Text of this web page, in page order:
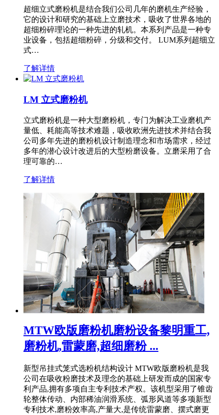
超细立式磨粉机是结合我们公司几年的磨机生产经验，
它的设计和研究的基础上立磨技术，吸收了世界各地的
超细粉碎理论的一种先进的轧机。本系列产品是一种专
业设备，包括超细粉碎，分级和交付。 LUM系列超细立
式…
了解详情
LM 立式磨粉机
立式磨粉机是一种大型磨粉机，专门为解决工业磨机产
量低、耗能高等技术难题，吸收欧洲先进技术并结合我
公司多年先进的磨粉机设计制造理念和市场需求，经过
多年的潜心设计改进后的大型粉磨设备。立磨采用了合
理可靠的…
了解详情
MTW欧版磨粉机磨粉设备黎明重工,
磨粉机,雷蒙磨,超细磨粉 ...
新型吊挂式笼式选粉机结构设计 MTW欧版磨粉机是我
公司在吸收粉磨技术及理念的基础上研发而成的国家专
利产品,拥有多项自主专利技术产权。该机型采用了锥齿
轮整体传动、内部稀油润滑系统、弧形风道等多项新型
专利技术,磨粉效率高,产量大,是传统雷蒙磨、摆式磨更